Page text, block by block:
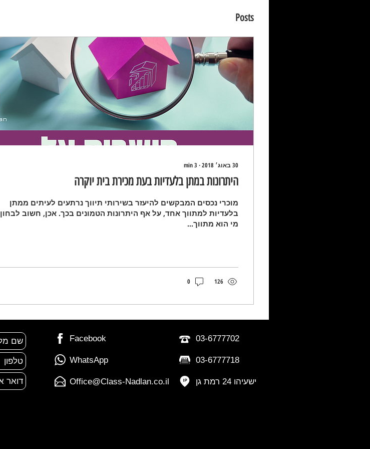
Posts
30 באוג׳ 2018 ∙
3
min
היתרונות במתן בלעדיות בעת מכירת בית יוקרה
מוכרי נכסים המבקשים להיעזר בשירותי תיווך נרתעים לעיתים ממתן
בלעדיות למתווך אחד, על אף היתרונות הטמונים בכך. אכן, חשוב לבחון
מי הוא מתווך...
126
0
Facebook
WhatsApp
Office@Class-Nadlan.co.il
03-6777702
03-6777718
ישעיהו 24 רמת גן